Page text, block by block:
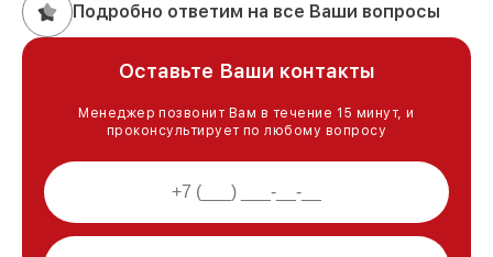
Подробно ответим на все Ваши вопросы
Оставьте Ваши контакты
Менеджер позвонит Вам в течение 15 минут, и
проконсультирует по любому вопросу